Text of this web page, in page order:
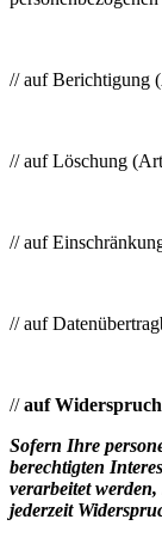
// auf Berichtigung
// auf Löschung
// auf
// auf
//auf
Sofern Ihre
berechtigten
verarbeitet
jederzeit